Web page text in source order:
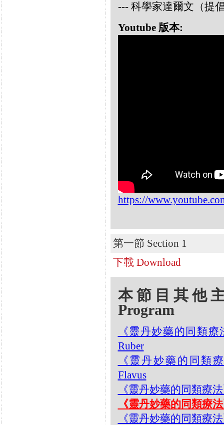
--- 科學家達爾文（提
Youtube 版本:
https://
第一節 Section 1
下載 Download
本節目其他
Program
《靈丹妙藥的同類療
Ruber
《靈丹妙藥的同類
Flavus
《靈丹妙藥的同類療
《靈丹妙藥的同類療
《靈丹妙藥的同類療